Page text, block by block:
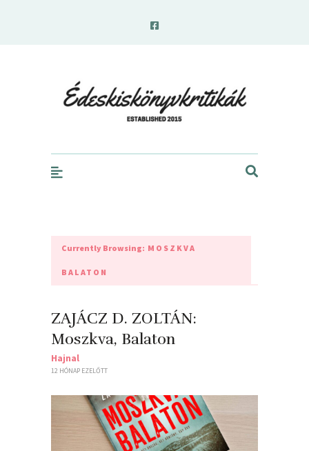
Currently Browsing: MOSZKVA
BALATON
ZAJÁCZ D. ZOLTÁN:
Moszkva, Balaton
Hajnal
12 HÓNAP EZELŐTT